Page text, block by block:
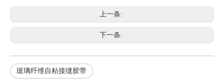
上一条:
下一条:
玻璃纤维自粘接缝胶带